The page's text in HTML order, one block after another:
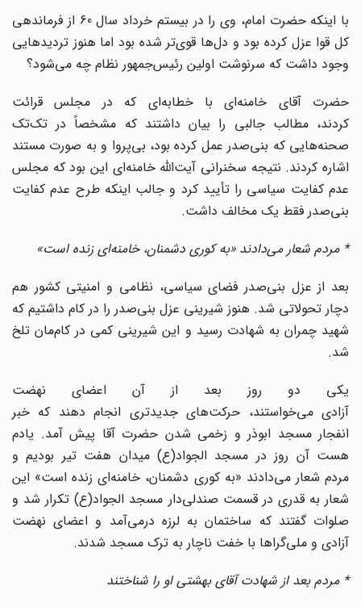
با اینکه حضرت امام، وی را در بیستم خرداد سال 60 از فرماندهی
کل قوا عزل کرده بود و دل‌ها قوی‌تر شده بود اما هنوز تردیدهایی
وجود داشت که سرنوشت اولین رئیس‌جمهور نظام چه می‌شود؟
حضرت آقای خامنه‌ای با خطابه‌ا‌ی که در مجلس قرائت
کردند، مطالب جالبی را بیان داشتند که مشخصاً در تک‌تک
صحنه‌هایی که بنی‌صدر عمل کرده بود، بی‌پروا و به صورت مستند
اشاره کردند. نتیجه سخنرانی آیت‌الله خامنه‌ای این بود که مجلس
عدم ‌کفایت سیاسی را تأیید کرد و جالب اینکه طرح عدم کفایت
بنی‌صدر فقط یک مخالف داشت.
* مردم شعار می‌دادند «به کوری دشمنان، خامنه‌ای زنده است»
بعد از عزل بنی‌صدر فضای سیاسی، نظامی و امنیتی کشور هم
دچار تحولاتی شد. هنوز شیرینی عزل بنی‌صدر را در کام داشتیم که
شهید چمران به شهادت رسید و این شیرینی کمی در کام‌مان تلخ
شد.
یکی دو روز بعد از آن اعضای نهضت
آزادی می‌خواستند، حرکت‌های جدیدتری انجام دهند که خبر
انفجار مسجد ابوذر و زخمی شدن حضرت آقا پیش آمد. یادم
هست آن روز در مسجد الجواد(ع) میدان هفت تیر بودیم و
مردم شعار می‌دادند «به کوری دشمنان، خامنه‌ای زنده است» این
شعار به قدری در قسمت صندلی‌دار مسجد الجواد(ع) تکرار شد و
صلوات گفتند که ساختمان به لرزه درمی‌آمد و اعضای نهضت
آزادی و ملی‌گراها با خفت ناچار به ترک مسجد شدند.
* مردم بعد از شهادت آقای بهشتی او را شناختند